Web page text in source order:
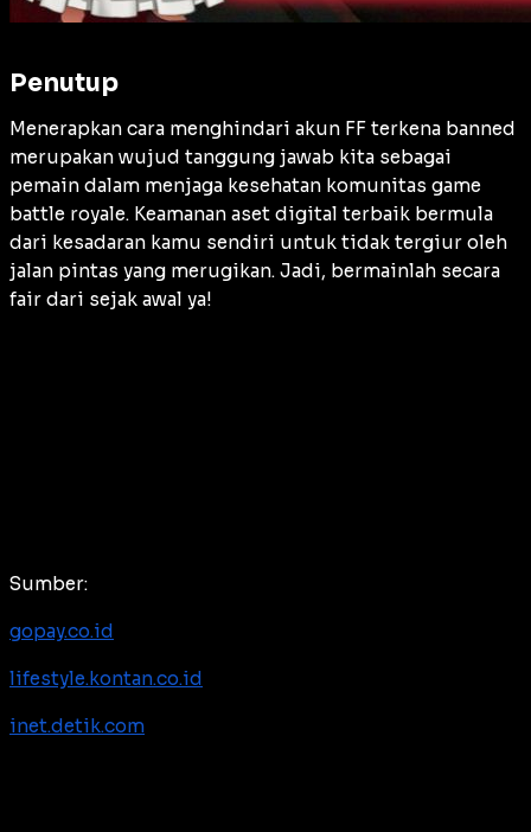
Penutup
Menerapkan cara menghindari akun FF terkena banned
merupakan wujud tanggung jawab kita sebagai
pemain dalam menjaga kesehatan komunitas game
battle royale. Keamanan aset digital terbaik bermula
dari kesadaran kamu sendiri untuk tidak tergiur oleh
jalan pintas yang merugikan. Jadi, bermainlah secara
fair dari sejak awal ya!
Sumber:
gopay.co.id
lifestyle.kontan.co.id
inet.detik.com